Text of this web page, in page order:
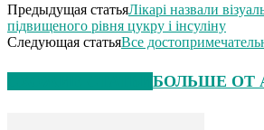
Предыдущая статьяЛікарі назвали
підвищеного рівня цукру і інсуліну
Следующая статьяВсе
БОЛЬШЕ ОТ